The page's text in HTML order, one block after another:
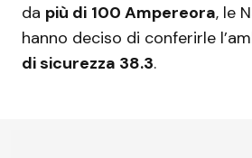
da più di 100 Ampereora, le
hanno deciso di conferirle
di sicurezza 38.3.